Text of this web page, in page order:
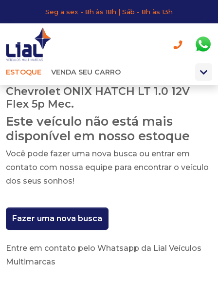
Seg a sex - 8h às 18h | Sáb - 8h às 13h
ESTOQUE VENDA SEU CARRO
Chevrolet ONIX HATCH LT 1.0 12V
Flex 5p Mec.
Este veículo não está mais
disponível em nosso estoque
Você pode fazer uma nova busca ou entrar em
contato com nossa equipe para encontrar o veículo
dos seus sonhos!
Fazer uma nova busca
Entre em contato pelo Whatsapp da Lial Veículos
Multimarcas